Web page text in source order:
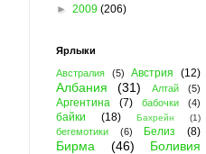
► 2009 (206)
Ярлыки
Австралия (5) Австрия (12)
Албания (31) Алтай (5)
Аргентина (7) бабочки (4)
байки (18) Бахрейн (1)
бегемотики (6) Белиз (8)
Бирма (46)
Боливия